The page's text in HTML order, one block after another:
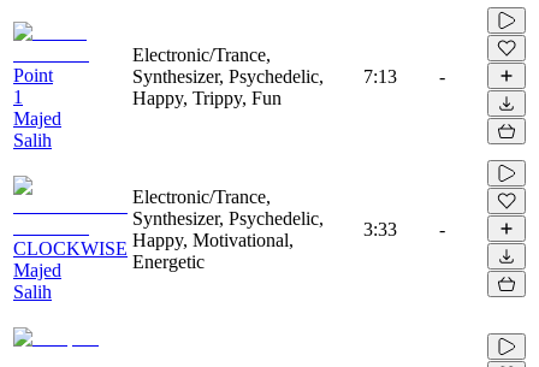
Point
1
Majed
Salih
Electronic/Trance,
Synthesizer, Psychedelic,
Happy, Trippy, Fun
7:13 -
CLOCKWISE
Majed
Salih
Electronic/Trance,
Synthesizer, Psychedelic,
Happy, Motivational,
Energetic
3:33 -